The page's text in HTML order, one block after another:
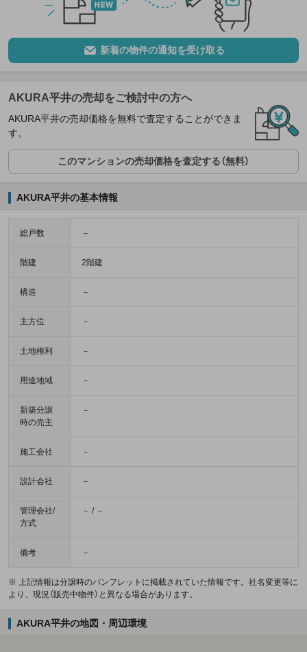
新着の物件の通知を受け取る
AKURA平井の売却をご検討中の方へ
AKURA平井の売却価格を無料で査定することができま
す。
このマンションの売却価格を査定する（無料）
AKURA平井の基本情報
総戸数 －
階建 2階建
構造 －
主方位 －
土地権利 －
用途地域 －
新築分譲
時の売主
－
施工会社 －
設計会社 －
管理会社/
方式
－ / －
備考 －
※ 上記情報は分譲時のパンフレットに掲載されていた情報です。社名変更等に
より、現況（販売中物件）と異なる場合があります。
AKURA平井の地図・周辺環境